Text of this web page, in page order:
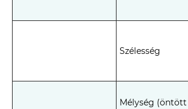
Szélesség
Mélység (öntött